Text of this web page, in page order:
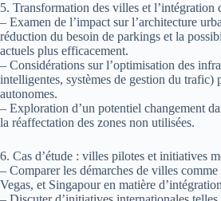
5. Transformation des villes et l’intégration
– Examen de l’impact sur l’architecture
réduction du besoin de parkings et la
actuels plus efficacement.
– Considérations sur l’optimisation des
intelligentes, systèmes de gestion du trafic)
autonomes.
– Exploration d’un potentiel changement
la réaffectation des zones non utilisées.
6. Cas d’étude : villes pilotes et initiatives
– Comparer les démarches de villes
Vegas, et Singapour en matière